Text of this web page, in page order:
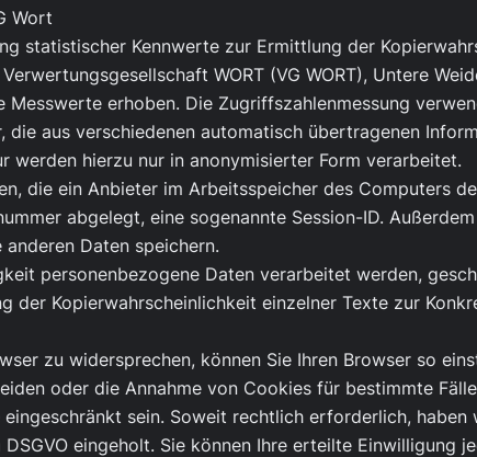
Wort
statistischer Kennwerte zur Ermittlung der
WORT (VG WORT), Untere
erhoben. Die Zugriffszahlenmessung
aus verschiedenen automatisch übertragenen
werden hierzu nur in anonymisierter Form verarbeitet.
die ein Anbieter im Arbeitsspeicher des Computers
abgelegt, eine sogenannte Session-ID.
Daten speichern.
personenbezogene Daten verarbeitet werden,
der Kopierwahrscheinlichkeit einzelner Texte zur
zu widersprechen, können Sie Ihren Browser so
oder die Annahme von Cookies für bestimmte
sein. Soweit rechtlich erforderlich,
eingeholt. Sie können Ihre erteilte Einwilligung